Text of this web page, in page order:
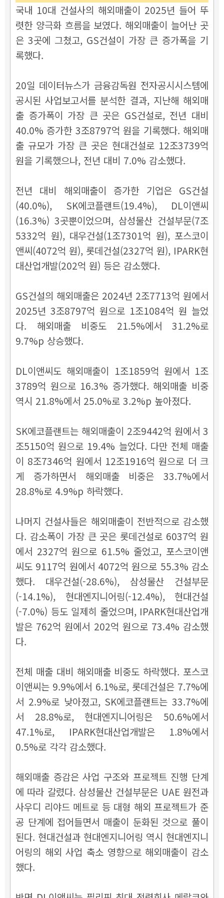
국내 10대 건설사의 해외매출이 2025년 들어 뚜
렷한 양극화 흐름을 보였다. 해외매출이 늘어난 곳
은 3곳에 그쳤고, GS건설이 가장 큰 증가폭을 기
록했다.
20일 데이터뉴스가 금융감독원 전자공시시스템에
공시된 사업보고서를 분석한 결과, 지난해 해외매
출 증가폭이 가장 큰 곳은 GS건설로, 전년 대비
40.0% 증가한 3조8797억 원을 기록했다. 해외매
출 규모가 가장 큰 곳은 현대건설로 12조3739억
원을 기록했으나, 전년 대비 7.0% 감소했다.
전년 대비 해외매출이 증가한 기업은 GS건설
(40.0%), SK에코플랜트(19.4%), DL이앤씨
(16.3%) 3곳뿐이었으며, 삼성물산 건설부문(7조
5332억 원), 대우건설(1조7301억 원), 포스코이
앤씨(4072억 원), 롯데건설(2327억 원), IPARK현
대산업개발(202억 원) 등은 감소했다.
GS건설의 해외매출은 2024년 2조7713억 원에서
2025년 3조8797억 원으로 1조1084억 원 늘었
다. 해외매출 비중도 21.5%에서 31.2%로
9.7%p 상승했다.
DL이앤씨도 해외매출이 1조1859억 원에서 1조
3789억 원으로 16.3% 증가했다. 해외매출 비중
역시 21.8%에서 25.0%로 3.2%p 높아졌다.
SK에코플랜트는 해외매출이 2조9442억 원에서 3
조5150억 원으로 19.4% 늘었다. 다만 전체 매출
이 8조7346억 원에서 12조1916억 원으로 더 크
게 증가하면서 해외매출 비중은 33.7%에서
28.8%로 4.9%p 하락했다.
나머지 건설사들은 해외매출이 전반적으로 감소했
다. 감소폭이 가장 큰 곳은 롯데건설로 6037억 원
에서 2327억 원으로 61.5% 줄었고, 포스코이앤
씨도 9117억 원에서 4072억 원으로 55.3% 감소
했다. 대우건설(-28.6%), 삼성물산 건설부문
(-14.1%), 현대엔지니어링(-12.4%), 현대건설
(-7.0%) 등도 일제히 줄었으며, IPARK현대산업개
발은 762억 원에서 202억 원으로 73.4% 감소했
다.
전체 매출 대비 해외매출 비중도 하락했다. 포스코
이앤씨는 9.9%에서 6.1%로, 롯데건설은 7.7%에
서 2.9%로 낮아졌고, SK에코플랜트는 33.7%에
서 28.8%로, 현대엔지니어링은 50.6%에서
47.1%로, IPARK현대산업개발은 1.8%에서
0.5%로 각각 감소했다.
해외매출 증감은 사업 구조와 프로젝트 진행 단계
에 따라 갈렸다. 삼성물산 건설부문은 UAE 원전과
사우디 리야드 메트로 등 대형 해외 프로젝트가 준
공 단계에 접어들면서 매출이 둔화된 것으로 풀이
된다. 현대건설과 현대엔지니어링 역시 현대엔지니
어링의 해외 사업 축소 영향으로 해외매출이 감소
했다.